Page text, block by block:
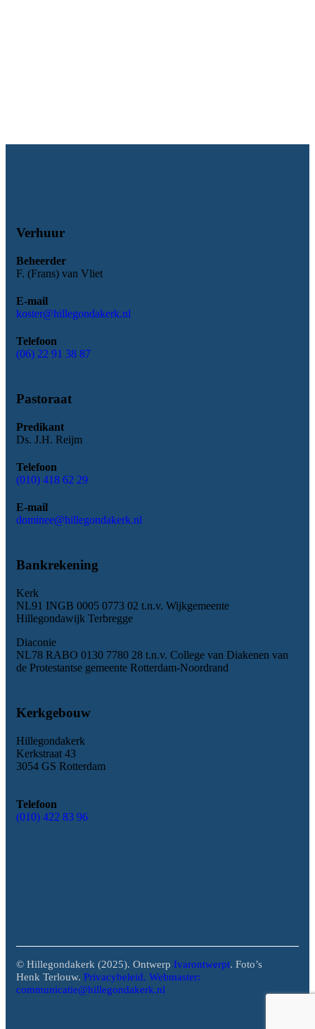
Verhuur
Beheerder
F. (Frans) van Vliet
E-mail
koster@hillegondakerk.nl
Telefoon
(06) 22 91 38 87
Pastoraat
Predikant
Ds. J.H. Reijm
Telefoon
(010) 418 62 29
E-mail
dominee@hillegondakerk.nl
Bankrekening
Kerk
NL91 INGB 0005 0773 02 t.n.v. Wijkgemeente
Hillegondawijk Terbregge
Diaconie
NL78 RABO 0130 7780 28 t.n.v. College van Diakenen van
de Protestantse gemeente Rotterdam-Noordrand
Kerkgebouw
Hillegondakerk
Kerkstraat 43
3054 GS Rotterdam
Telefoon
(010) 422 83 96
© Hillegondakerk (2025). Ontwerp Ivarontwerpt. Foto’s
Henk Terlouw. Privacybeleid. Webmaster:
communicatie@hillegondakerk.nl